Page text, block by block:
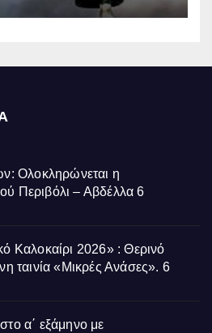
Ολοκληρώνεται η
Περιβόλι – Αβδέλλα 6
Καλοκαίρι 2026» : Θερινό
ταινία «Μικρές Ανάσες». 6
α΄ εξάμηνο με